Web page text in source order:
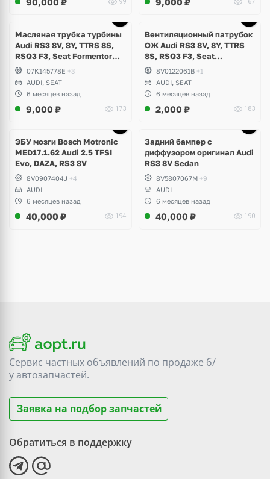
99 167
Масляная трубка турбины
Audi RS3 8V, 8Y, TTRS 8S,
RSQ3 F3, Seat Formentor
Cupra 2.5 TFSI Evo, DAZA,
DNWA, DNWB
07K145778E +3
AUDI, SEAT
6 месяцев назад
9,000 ₽ 173
Вентиляционный патрубок
ОЖ Audi RS3 8V, 8Y, TTRS
8S, RSQ3 F3, Seat
Formentor Cupra 2.5 TFSI
Evo, DAZA, DNWA, DNWB
8V0122061B +1
AUDI, SEAT
6 месяцев назад
2,000 ₽ 183
ЭБУ мозги Bosch Motronic
MED17.1.62 Audi 2.5 TFSI
Evo, DAZA, RS3 8V
8V0907404J +4
AUDI
6 месяцев назад
40,000 ₽ 194
Задний бампер с
диффузором оригинал Audi
RS3 8V Sedan
8V5807067M +9
AUDI
6 месяцев назад
40,000 ₽ 190
Сервис частных объявлений по продаже б/
уавтозапчастей.
Заявка на подбор запчастей
Обратиться в поддержку